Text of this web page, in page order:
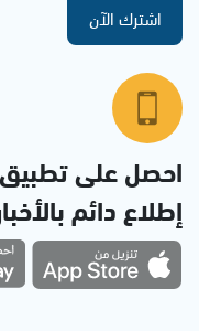
اشترك الآن
احصل على
إطلاع دائم